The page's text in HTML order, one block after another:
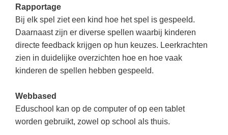
Haarlem
Natuurkunde
Nederlands
Rekenen / Wiskunde
Scheikunde
Spaans
Studievaardigheden
Frans
Geschiedenis
Media
Nederlands
Sociale vaardigheden
Studievaardigheden
Rapportage
Bij elk spel ziet een kind hoe het spel is gespeeld.
Daarnaast zijn er diverse spellen waarbij kinderen
directe feedback krijgen op hun keuzes. Leerkrachten
zien in duidelijke overzichten hoe en hoe vaak
kinderen de spellen hebben gespeeld.
Webbased
Eduschool kan op de computer of op een tablet
worden gebruikt, zowel op school als thuis.